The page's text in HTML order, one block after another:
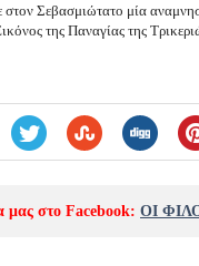
στον Σεβασμιώτατο μία
της Παναγίας της
μας στο Facebook: ΟΙ